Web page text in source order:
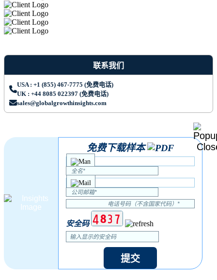
联系我们
USA : +1 (855) 467-7775 (免费电话)
UK : +44 8085 022397 (免费电话)
sales@globalgrowthinsights.com
免费下载样本
安全码
提交